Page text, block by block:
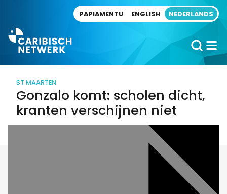
PAPIAMENTU ENGLISH NEDERLANDS
ST MAARTEN
Gonzalo komt: scholen dicht,
kranten verschijnen niet